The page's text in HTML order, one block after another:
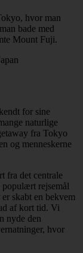
hvor man
bade med
Mount Fuji.
for sine
naturlige
fra Tokyo
og menneskerne
fra det centrale
rejsemål
skabt en bekvem
af kort tid. Vi
nyde den
hvor